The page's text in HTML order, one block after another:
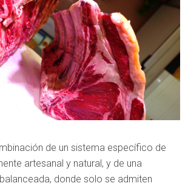
de un sistema específico de
artesanal y natural, y de una
donde solo se admiten